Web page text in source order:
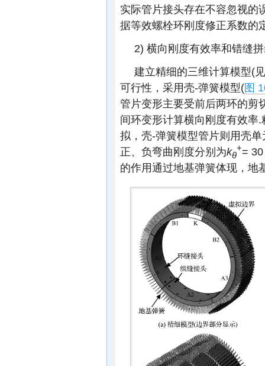
实际管片接头存在不容忽视的
据等效螺栓环刚度修正系数的
2) 横向刚度有效率和错缝
建立精细的三维计算模型(见
可行性，采用壳-弹簧模型(图
管片变形主要受前后两环的剪
间环变形计算横向刚度有效率
拟，壳-弹簧模型管片则用壳
正、负弯曲刚度分别为kθ
+=
的作用通过地基弹簧体现，地